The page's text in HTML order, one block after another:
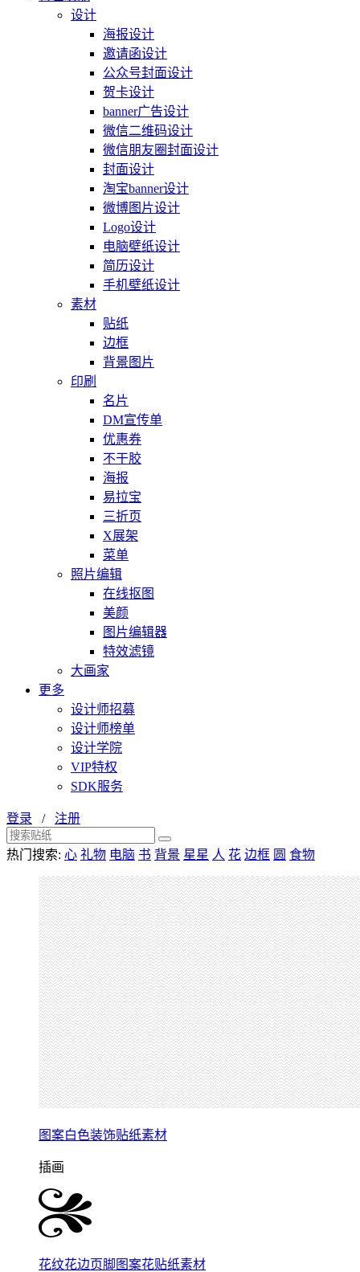
设计
海报设计
邀请函设计
公众号封面设计
贺卡设计
banner广告设计
微信二维码设计
微信朋友圈封面设计
封面设计
淘宝banner设计
微博图片设计
Logo设计
电脑壁纸设计
简历设计
手机壁纸设计
素材
贴纸
边框
背景图片
印刷
名片
DM宣传单
优惠券
不干胶
海报
易拉宝
三折页
X展架
菜单
照片编辑
在线抠图
美颜
图片编辑器
特效滤镜
大画家
更多
设计师招募
设计师榜单
设计学院
VIP特权
SDK服务
登录 / 注册
热门搜索: 心 礼物 电脑 书 背景 星星 人 花 边框 圆 食物
图案白色装饰贴纸素材
插画
花纹花边页脚图案花贴纸素材